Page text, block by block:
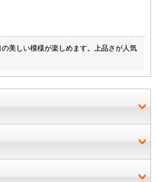
美しい模様が楽しめます。上品さが人気